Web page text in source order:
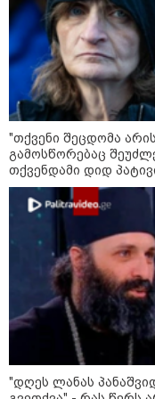
საზოგადოება
21:03 / 05-08-2026
რამ
"თქვენი შეცდომა
გა­მოს­წო­რე­ბაც
თქვენ­და­მი დიდ
ჟორჟოლიანს
"დღეს ლანას